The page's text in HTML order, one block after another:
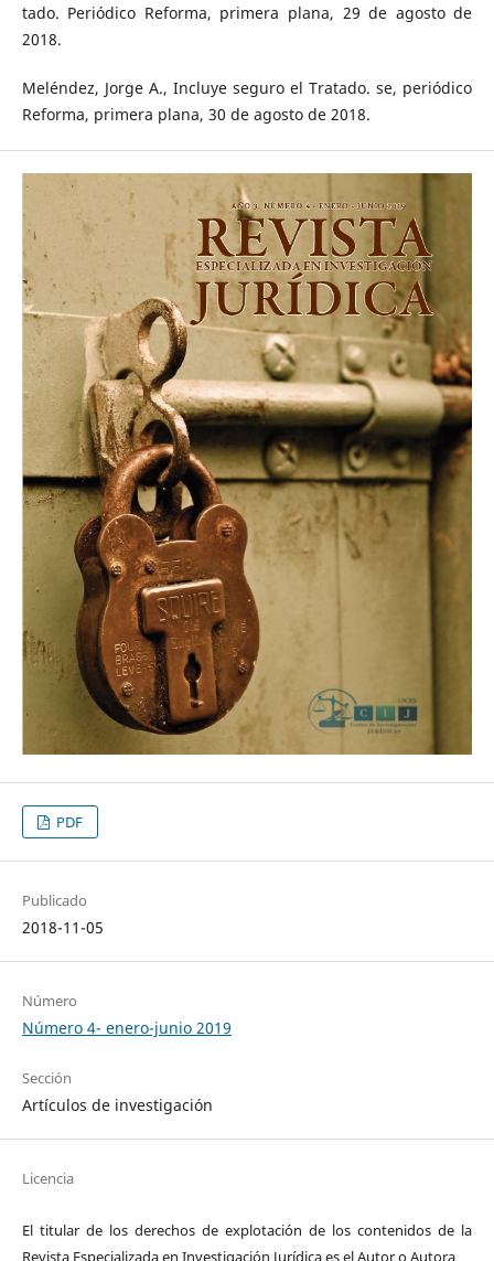
tado. Periódico Reforma, primera plana, 29 de agosto de
2018.
Meléndez, Jorge A., Incluye seguro el Tratado. se, periódico
Reforma, primera plana, 30 de agosto de 2018.
PDF
Publicado
2018-11-05
Número
Número 4- enero-junio 2019
Sección
Artículos de investigación
Licencia
El titular de los derechos de explotación de los contenidos de la
Revista Especializada en Investigación Jurídica es el Autor o Autora